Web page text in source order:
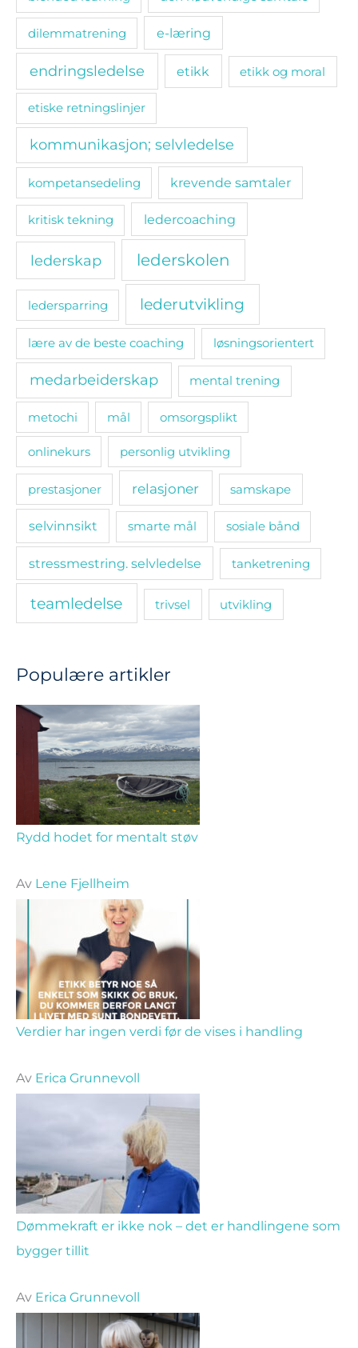
dilemmatrening e-læring
endringsledelse etikk etikk og moral
etiske retningslinjer
kommunikasjon; selvledelse
kompetansedeling krevende samtaler
kritisk tekning ledercoaching
lederskap lederskolen
ledersparring lederutvikling
lære av de beste coaching løsningsorientert
medarbeiderskap mental trening
metochi mål omsorgsplikt
onlinekurs personlig utvikling
prestasjoner relasjoner samskape
selvinnsikt smarte mål sosiale bånd
stressmestring. selvledelse tanketrening
teamledelse trivsel utvikling
Populære artikler
Rydd hodet for mentalt støv
Av Lene Fjellheim
Verdier har ingen verdi før de vises i handling
Av Erica Grunnevoll
Dømmekraft er ikke nok – det er handlingene som
bygger tillit
Av Erica Grunnevoll